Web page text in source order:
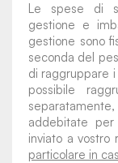
Le spese di
gestione e
gestione sono
seconda del
di raggruppare i
possibile
addebitate
inviato a vostro
particolare in